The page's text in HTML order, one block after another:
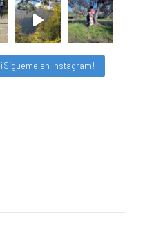
¡Sígueme en Instagram!